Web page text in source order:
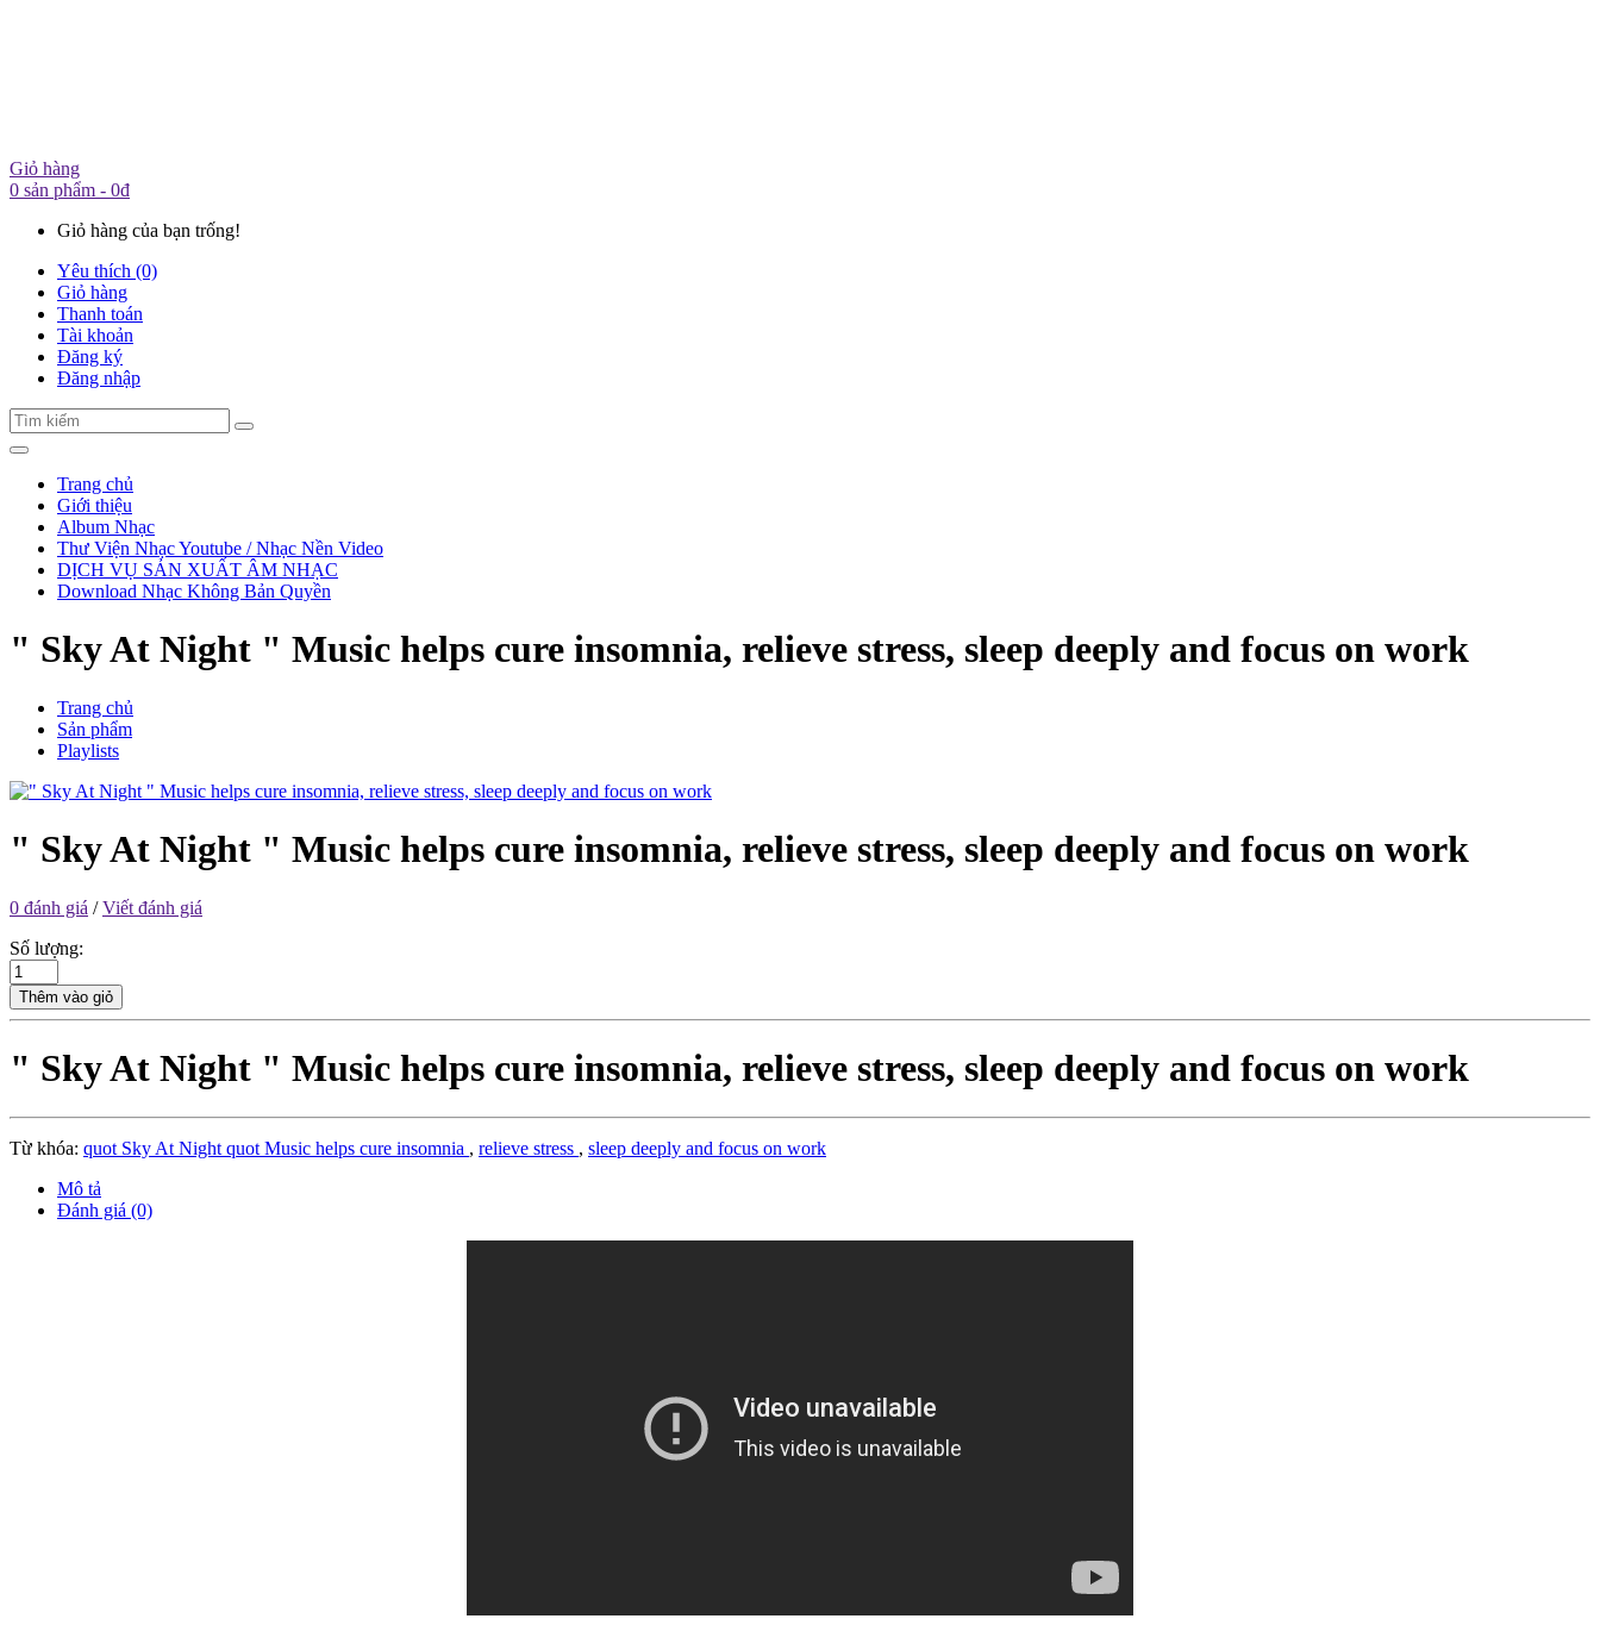
Giỏ hàng
0 sản phẩm - 0đ
Giỏ hàng của bạn trống!
Yêu thích (0)
Giỏ hàng
Thanh toán
Tài khoản
Đăng ký
Đăng nhập
Trang chủ
Giới thiệu
Album Nhạc
Thư Viện Nhạc Youtube / Nhạc Nền Video
DỊCH VỤ SẢN XUẤT ÂM NHẠC
Download Nhạc Không Bản Quyền
" Sky At Night " Music helps cure insomnia, relieve stress, sleep deeply and focus on work
Trang chủ
Sản phẩm
Playlists
" Sky At Night " Music helps cure insomnia, relieve stress, sleep deeply and focus on work
0 đánh giá /Viết đánh giá
Số lượng:
Thêm vào giỏ
" Sky At Night " Music helps cure insomnia, relieve stress, sleep deeply and focus on work
Từ khóa: quot Sky At Night quot Music helps cure insomnia , relieve stress , sleep deeply and focus on work
Mô tả
Đánh giá (0)